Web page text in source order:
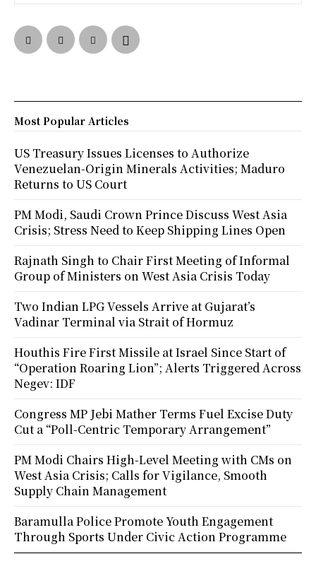
Most Popular Articles
US Treasury Issues Licenses to Authorize
Venezuelan-Origin Minerals Activities; Maduro
Returns to US Court
PM Modi, Saudi Crown Prince Discuss West Asia
Crisis; Stress Need to Keep Shipping Lines Open
Rajnath Singh to Chair First Meeting of Informal
Group of Ministers on West Asia Crisis Today
Two Indian LPG Vessels Arrive at Gujarat’s
Vadinar Terminal via Strait of Hormuz
Houthis Fire First Missile at Israel Since Start of
“Operation Roaring Lion”; Alerts Triggered Across
Negev: IDF
Congress MP Jebi Mather Terms Fuel Excise Duty
Cut a “Poll-Centric Temporary Arrangement”
PM Modi Chairs High-Level Meeting with CMs on
West Asia Crisis; Calls for Vigilance, Smooth
Supply Chain Management
Baramulla Police Promote Youth Engagement
Through Sports Under Civic Action Programme